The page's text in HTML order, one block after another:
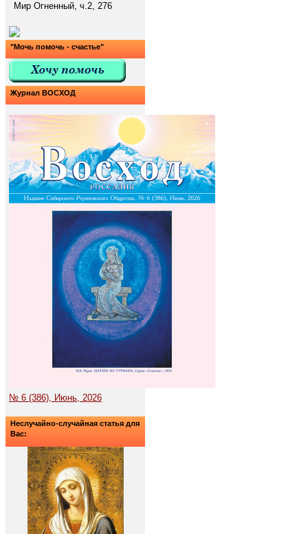
Мир Огненный, ч.2, 276
"Мочь помочь - счастье"
Журнал ВОСХОД
№ 6 (386), Июнь, 2026
Неслучайно-случайная статья для
Вас: